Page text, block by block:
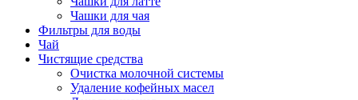
Чашки для чая
Фильтры для воды
Чай
Чистящие средства
Очистка молочной системы
Удаление кофейных масел